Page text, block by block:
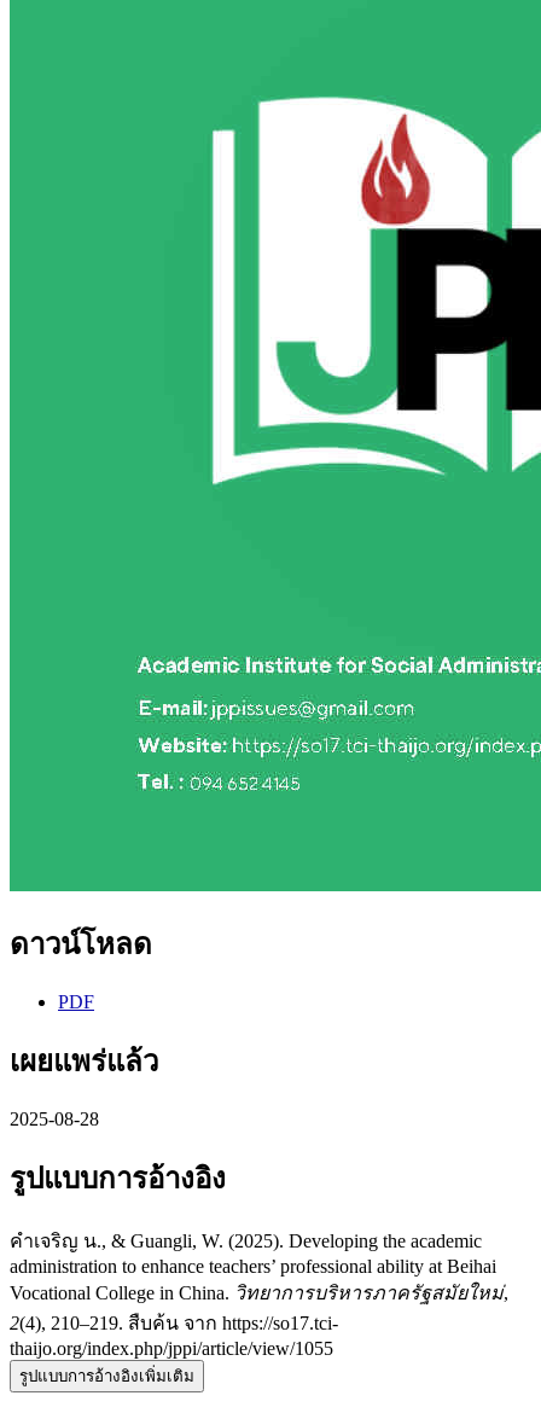
ดาวน์โหลด
PDF
เผยแพร่แล้ว
2025-08-28
รูปแบบการอ้างอิง
คำเจริญ น., & Guangli, W. (2025). Developing the academic
administration to enhance teachers’ professional ability at Beihai
Vocational College in China. วิทยาการบริหารภาครัฐสมัยใหม่,
2(4), 210–219. สืบค้น จาก https://so17.tci-
thaijo.org/index.php/jppi/article/view/1055
รูปแบบการอ้างอิงเพิ่มเติม